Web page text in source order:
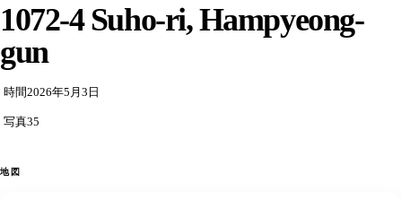
1072-4 Suho-ri, Hampyeong-
gun
時間2026年5月3日
写真35
地図